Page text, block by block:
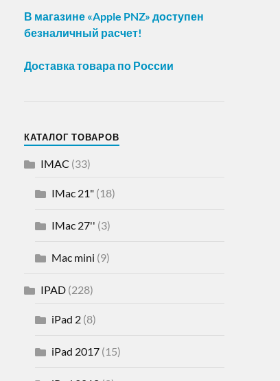
В магазине «Apple PNZ» доступен
безналичный расчет!
Доставка товара по России
КАТАЛОГ ТОВАРОВ
IMAC (33)
IMac 21"(18)
IMac 27'' (3)
Mac mini (9)
IPAD(228)
iPad 2(8)
iPad 2017(15)